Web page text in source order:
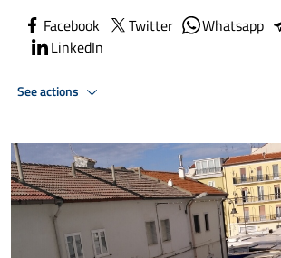
Facebook Twitter Whatsapp
LinkedIn
See actions